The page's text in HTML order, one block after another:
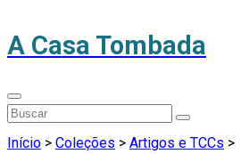
A Casa Tombada
Início > Coleções > Artigos e TCCs >